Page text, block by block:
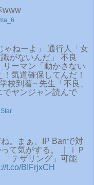
www
ゃねーよ」 通行人「女
がないんだ」 不良
ーマン「動かさない
気道確保してんだ！
校到着~ 先生「不良、
でヤンジャン読んで
。まぁ、IP Banで対
て気がする。 ｜ｉＰ
「テザリング」可能
t.co/BIFrjxCH